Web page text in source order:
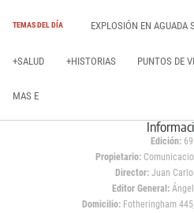
TEMAS DEL DÍA EXPLOSIÓN EN AGUADA
+SALUD +HISTORIAS PUNTOS DE
MAS E
Edición:
Propietario:
Director: Juan
Editor General:Ángel
Domicilio:Fotheringham